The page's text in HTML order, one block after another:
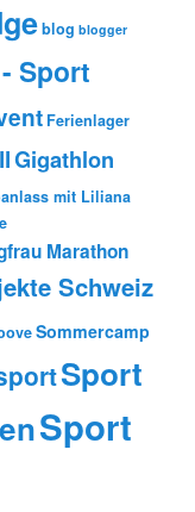
blog blogger
Sport
Ferienlager
Gigathlon
mit Liliana
Marathon
Schweiz
Sommercamp
Sport
Sport